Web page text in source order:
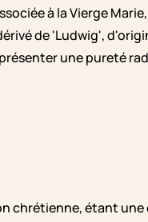
à la Vierge
de 'Ludwig',
une pureté
chrétienne, étant